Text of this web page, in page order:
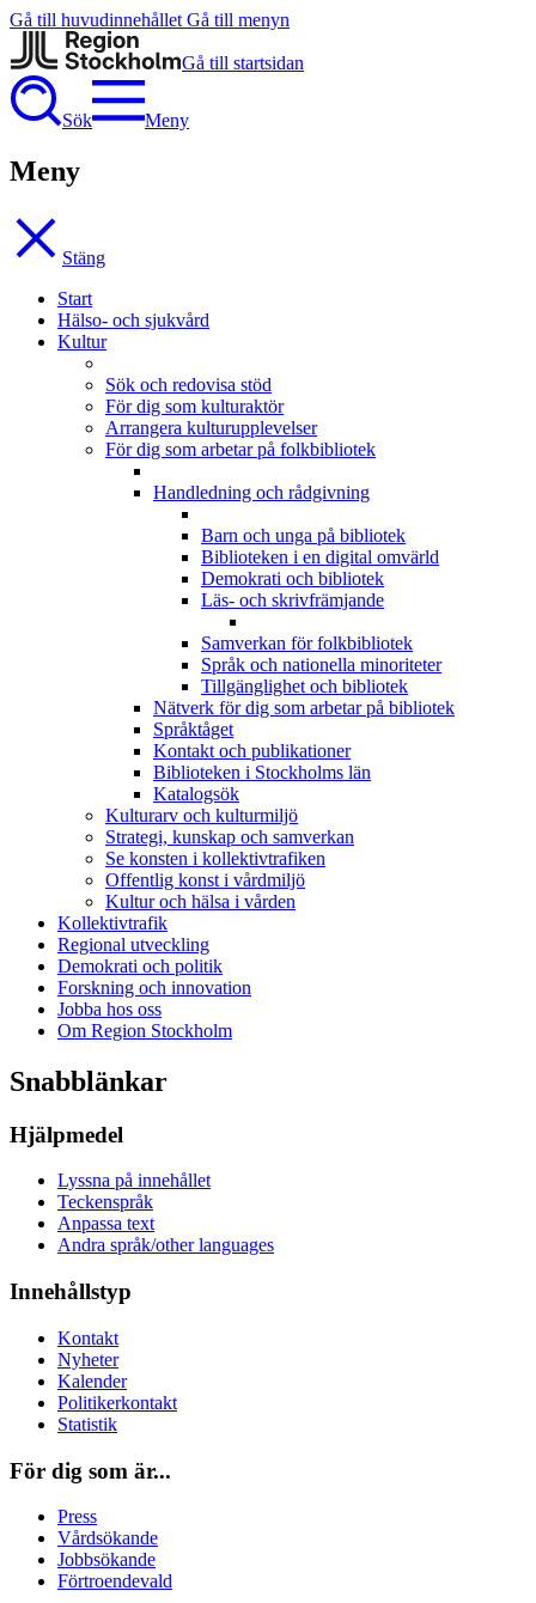
Gå till huvudinnehållet Gå till menyn
Gå till startsidan
Sök Meny
Meny
Stäng
Start
Hälso- och sjukvård
Kultur
Sök och redovisa stöd
För dig som kulturaktör
Arrangera kulturupplevelser
För dig som arbetar på folkbibliotek
Handledning och rådgivning
Barn och unga på bibliotek
Biblioteken i en digital omvärld
Demokrati och bibliotek
Läs- och skrivfrämjande
Samverkan för folkbibliotek
Språk och nationella minoriteter
Tillgänglighet och bibliotek
Nätverk för dig som arbetar på bibliotek
Språktåget
Kontakt och publikationer
Biblioteken i Stockholms län
Katalogsök
Kulturarv och kulturmiljö
Strategi, kunskap och samverkan
Se konsten i kollektivtrafiken
Offentlig konst i vårdmiljö
Kultur och hälsa i vården
Kollektivtrafik
Regional utveckling
Demokrati och politik
Forskning och innovation
Jobba hos oss
Om Region Stockholm
Snabblänkar
Hjälpmedel
Lyssna på innehållet
Teckenspråk
Anpassa text
Andra språk/other languages
Innehållstyp
Kontakt
Nyheter
Kalender
Politikerkontakt
Statistik
För dig som är...
Press
Vårdsökande
Jobbsökande
Förtroendevald